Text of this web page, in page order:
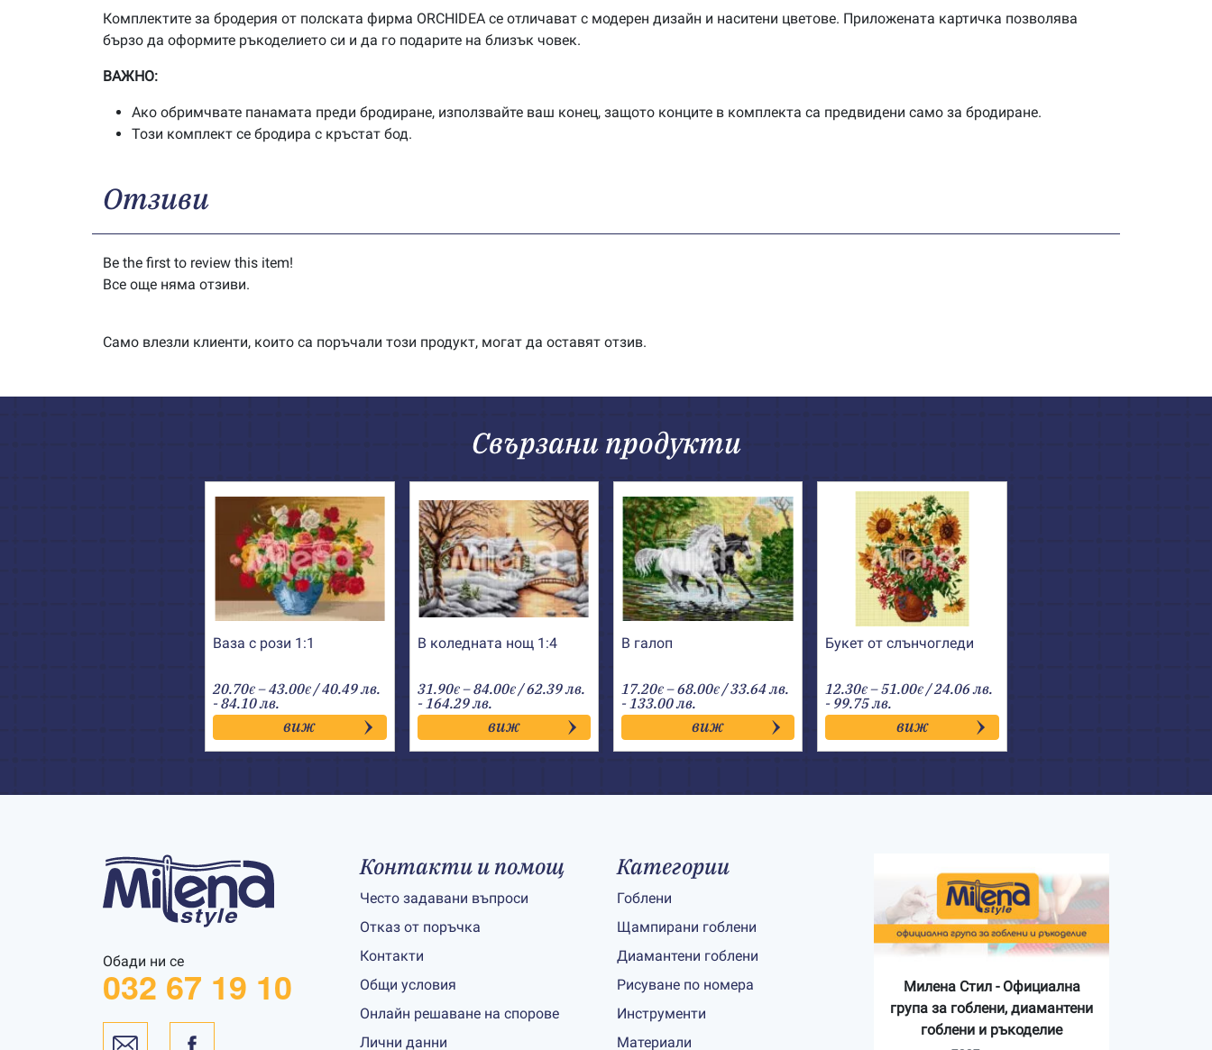
Комплектите за бродерия от полската фирма ORCHIDEA се отличават с модерен дизайн и наситени цветове. Приложената картичка позволява
бързо да оформите ръкоделието си и да го подарите на близък човек.
ВАЖНО:
Ако обримчвате панамата преди бродиране, използвайте ваш конец, защото конците в комплекта са предвидени само за бродиране.
Този комплект се бродира с кръстат бод.
Отзиви
Be the first to review this item!
Все още няма отзиви.
Само влезли клиенти, които са поръчали този продукт, могат да оставят отзив.
Свързани продукти
Ваза с рози 1:1
20.70€ –43.00€Price
range:
20.70€
through
43.00€
/ 40.49 лв.
- 84.10 лв.
виж
В коледната нощ 1:4
31.90€ –84.00€Price
range:
31.90€
through
84.00€
/ 62.39 лв.
- 164.29 лв.
виж
В галоп
17.20€ –68.00€Price
range:
17.20€
through
68.00€
/ 33.64 лв.
- 133.00 лв.
виж
Букет от слънчогледи
12.30€ –51.00€Price
range:
12.30€
through
51.00€
/ 24.06 лв.
- 99.75 лв.
виж
Обади ни се
032 67 19 10
Контакти и помощ
Често задавани въпроси
Отказ от поръчка
Контакти
Общи условия
Онлайн решаване на спорове
Лични данни
Категории
Гоблени
Щампирани гоблени
Диамантени гоблени
Рисуване по номера
Инструменти
Материали
Милена Стил - Официална
група за гоблени, диамантени
гоблени и ръкоделие